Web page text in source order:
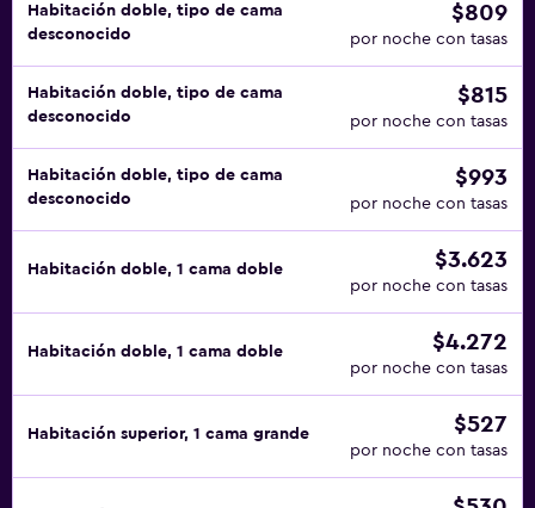
Habitación doble, tipo de cama
desconocido
$809
por noche con tasas
Habitación doble, tipo de cama
desconocido
$815
por noche con tasas
Habitación doble, tipo de cama
desconocido
$993
por noche con tasas
Habitación doble, 1 cama doble $3.623
por noche con tasas
Habitación doble, 1 cama doble $4.272
por noche con tasas
Habitación superior, 1 cama grande $527
por noche con tasas